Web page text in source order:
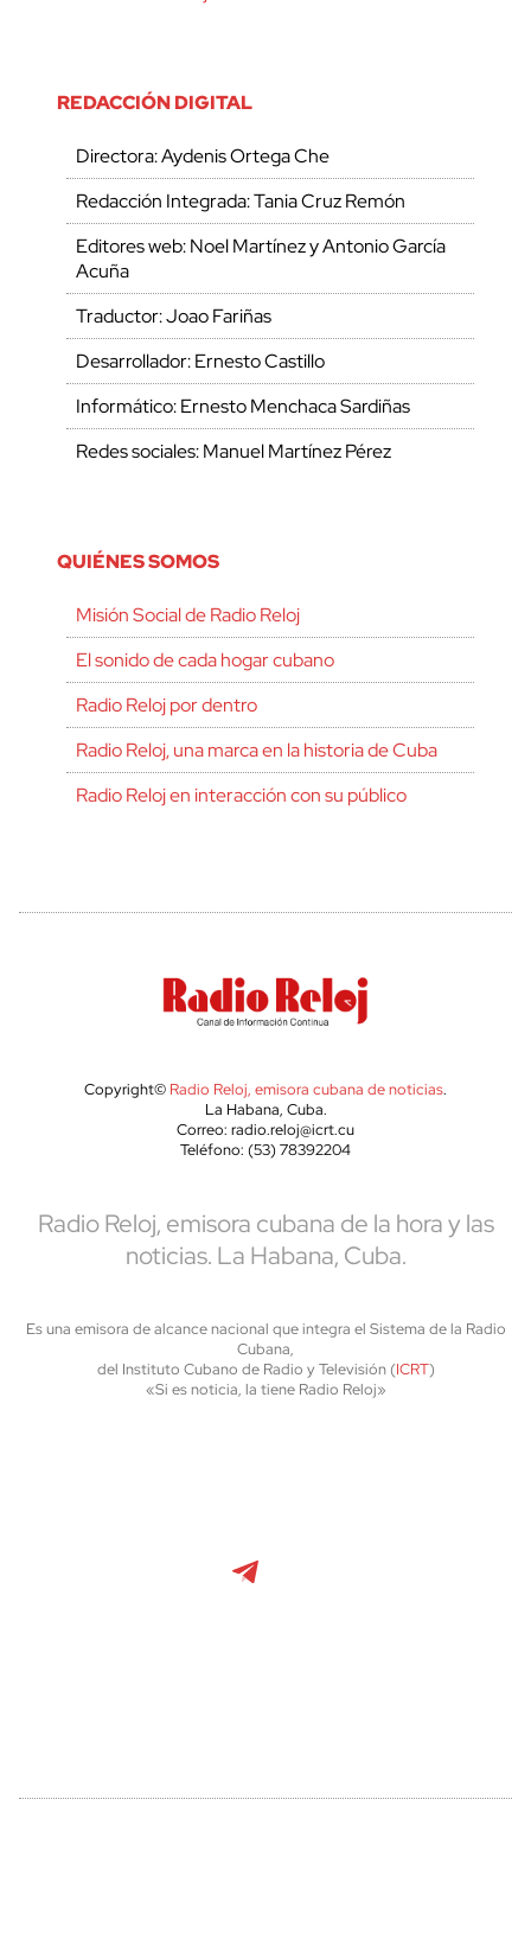
REDACCIÓN DIGITAL
Directora: Aydenis Ortega Che
Redacción Integrada: Tania Cruz Remón
Editores web: Noel Martínez y Antonio García
Acuña
Traductor: Joao Fariñas
Desarrollador: Ernesto Castillo
Informático: Ernesto Menchaca Sardiñas
Redes sociales: Manuel Martínez Pérez
QUIÉNES SOMOS
Misión Social de Radio Reloj
El sonido de cada hogar cubano
Radio Reloj por dentro
Radio Reloj, una marca en la historia de Cuba
Radio Reloj en interacción con su público
Copyright© Radio Reloj, emisora cubana de noticias.
La Habana, Cuba.
Correo: radio.reloj@icrt.cu
Teléfono: (53) 78392204
Radio Reloj, emisora cubana de la hora y las
noticias. La Habana, Cuba.
Es una emisora de alcance nacional que integra el Sistema de la Radio
Cubana,
del Instituto Cubano de Radio y Televisión (ICRT)
«Si es noticia, la tiene Radio Reloj»